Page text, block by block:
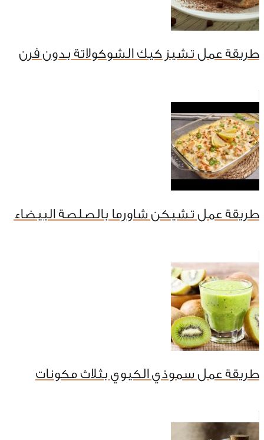
طريقة عمل تشيز كيك الشوكولاتة بدون فرن
طريقة عمل تشيكن شاورما بالصلصة البيضاء
طريقة عمل سموذي الكيوي بثلاث مكونات